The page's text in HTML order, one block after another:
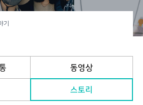
기
동영상
스토리